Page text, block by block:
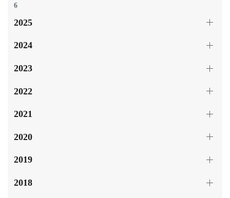
6
2025
2024
2023
2022
2021
2020
2019
2018